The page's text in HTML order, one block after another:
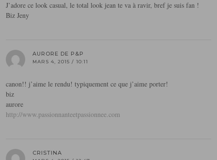
J’adore ce look casual, le total look jean te va à ravir, bref je suis fan !
Biz Jeny
AURORE DE P&P
MARS 4, 2015 / 10:11
canon!! j’aime le rendu! typiquement ce que j’aime porter!
biz
aurore
http://www.passionnanteetpassionnee.com
CRISTINA